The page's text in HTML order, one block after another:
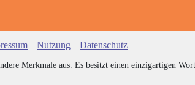
| Nutzung | Datenschutz
Merkmale aus. Es besitzt einen einzigartigen